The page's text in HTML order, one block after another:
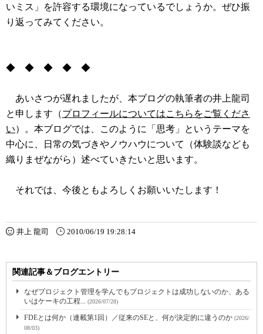
いミス」を許容する環境になっているでしょうか。ぜひ振
り返ってみてください。
◆ ◆ ◆ ◆ ◆
あいさつが遅れましたが、本ブログの執筆者の井上龍司
と申します（プロフィールについてはこちらをご覧くださ
い）。本ブログでは、このように「思考」というテーマを
中心に、日常の気づきやノウハウについて（体験談なども
織りまぜながら）述べていきたいと思います。
それでは、今後ともよろしくお願いいたします！
井上 龍司 2010/06/19 19:28:14
関連記事＆ブログエントリー
なぜプロジェクト管理を学んでもプロジェクトは成功しないのか、ある
いはケーキの工程... (2026/07/28)
FDEとは何か（連載第1回）／従来のSEと、何が決定的に違うのか (2026/
08/03)